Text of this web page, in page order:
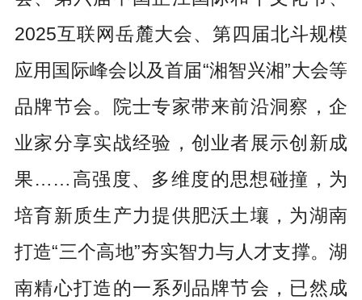
2025互联网岳麓大会、第四届北斗规模
应用国际峰会以及首届“湘智兴湘”大会等
品牌节会。院士专家带来前沿洞察，企
业家分享实战经验，创业者展示创新成
果……高强度、多维度的思想碰撞，为
培育新质生产力提供肥沃土壤，为湖南
打造“三个高地”夯实智力与人才支撑。湖
南精心打造的一系列品牌节会，已然成